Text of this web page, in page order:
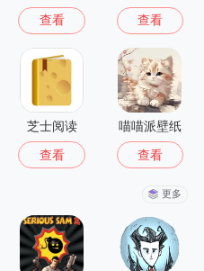
查看 查看
芝士阅读
查看
喵喵派壁纸
查看
更多